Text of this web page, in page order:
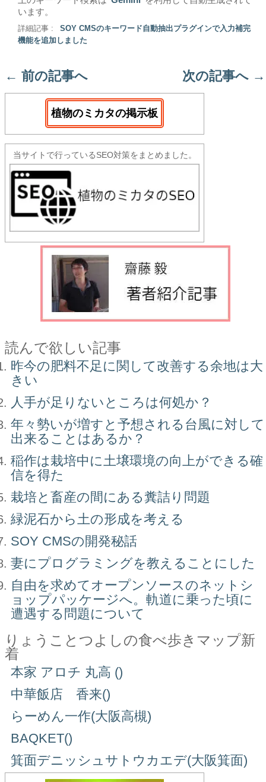
います。
詳細記事 :
SOY CMSのキーワード自動抽出プラグインで入力補完
機能を追加しました
← 前の記事へ 次の記事へ →
植物のミカタの掲示板
当サイトで行っているSEO対策をまとめました。
読んで欲しい記事
昨今の肥料不足に関して改善する余地は大
きい
人手が足りないところは何処か？
年々勢いが増すと予想される台風に対して
出来ることはあるか？
稲作は栽培中に土壌環境の向上ができる確
信を得た
栽培と畜産の間にある糞詰り問題
緑泥石から土の形成を考える
SOY CMSの開発秘話
妻にプログラミングを教えることにした
自由を求めてオープンソースのネットシ
ョップパッケージへ。軌道に乗った頃に
遭遇する問題について
りょうことつよしの食べ歩きマップ新
着
本家 アロチ 丸高 ()
中華飯店 香来()
らーめん一作(大阪高槻)
BAQKET()
箕面デニッシュサトウカエデ(大阪箕面)